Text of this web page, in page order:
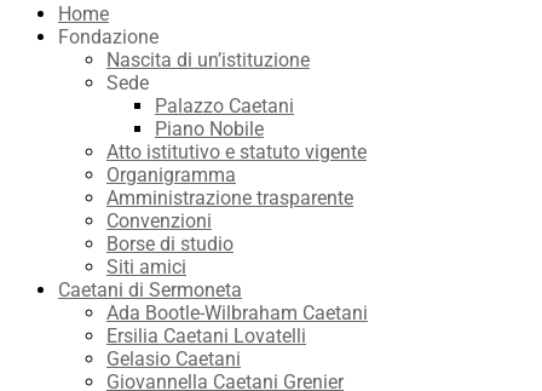
Skip
Home
Fondazione
Nascita di un’istituzione
Sede
Palazzo Caetani
Piano Nobile
Atto istitutivo e statuto vigente
Organigramma
Amministrazione trasparente
Convenzioni
Borse di studio
Siti amici
Caetani di Sermoneta
Ada Bootle-Wilbraham Caetani
Ersilia Caetani Lovatelli
Gelasio Caetani
Giovannella Caetani Grenier